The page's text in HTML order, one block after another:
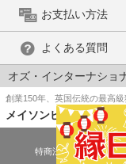
お支払い方法
よくある質問
オズ・インターナショ
創業150年、英国伝統の最高
メイソンピアソン
特商法に基づく表示